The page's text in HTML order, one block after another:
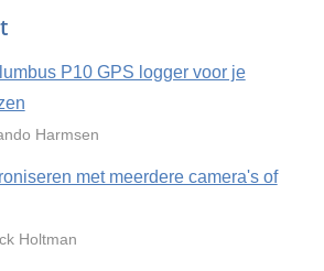
P10 GPS logger voor je
Harmsen
met meerdere camera's of
Holtman